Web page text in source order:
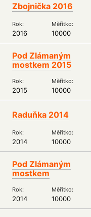
Zbojnička 2016
Rok: Měřítko:
2016 10000
Pod Zlámaným
mostkem 2015
Rok: Měřítko:
2015 10000
Raduňka 2014
Rok: Měřítko:
2014 10000
Pod Zlámaným
mostkem
Rok: Měřítko:
2014 10000